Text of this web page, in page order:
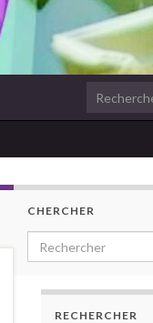
Search for:
CHERCHER
Search for:
RECHERCHER